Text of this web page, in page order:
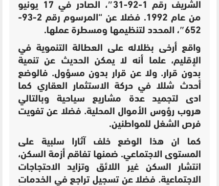
الشريف رقم 1-92-31″، الصادر في 17 يونيو
من عام 1992. فضلا عن “ال
مرسوم رقم 2-93-
652″، المحدد لتنظيمها ومسطرة عملها.
واقع أرخى بظلاله على العطالة التنموية في
الإقليم، علما أنه لا يمكن الحديث عن تنمية
بدون قرار. ولا عن قرار بدون مسؤول. فالوضع
أحدث شللا في حركة الاستثمار العقاري كما
ادى لتجميد عدة مشاريع سياحية وبالتالي
هروب رؤوس الأموال المحلية. فضلا عنتفويت
فرص الشغل للمواطنين.
كما ان هذا الوضع خلف آثارا سلبية على
المستوى الاجتماعي. ضمنهاتفاقم أزمة السكن،
انتشار السكن غير اللائق وتزايد الاحتجاجات
الاجتماعية. فضلا عن تسجيلتراجع في الخدمات